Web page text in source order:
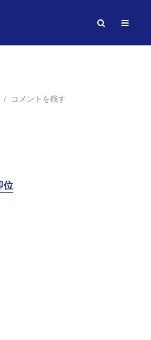
コメントを残す
位